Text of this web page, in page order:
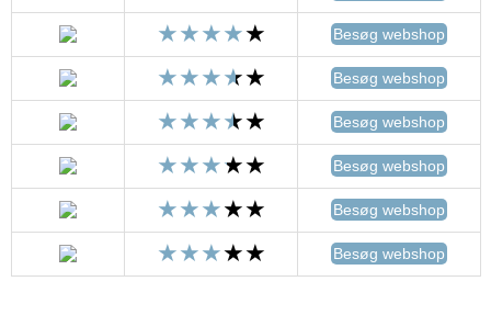
Besøg webshop
Besøg webshop
Besøg webshop
Besøg webshop
Besøg webshop
Besøg webshop